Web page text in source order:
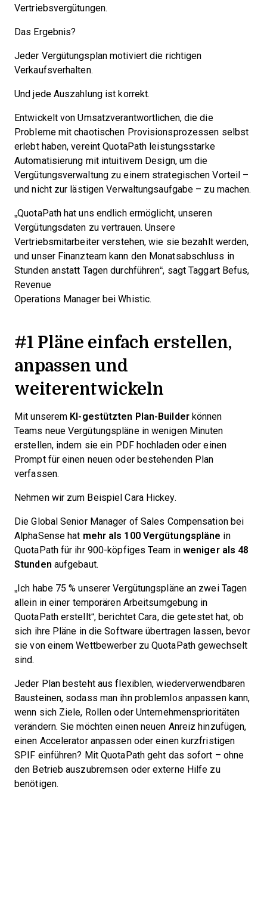
Vertriebsvergütungen.
Das Ergebnis?
Jeder Vergütungsplan motiviert die richtigen
Verkaufsverhalten.
Und jede Auszahlung ist korrekt.
Entwickelt von Umsatzverantwortlichen, die die
Probleme mit chaotischen Provisionsprozessen selbst
erlebt haben, vereint QuotaPath leistungsstarke
Automatisierung mit intuitivem Design, um die
Vergütungsverwaltung zu einem strategischen Vorteil –
und nicht zur lästigen Verwaltungsaufgabe – zu machen.
„QuotaPath hat uns endlich ermöglicht, unseren
Vergütungsdaten zu vertrauen. Unsere
Vertriebsmitarbeiter verstehen, wie sie bezahlt werden,
und unser Finanzteam kann den Monatsabschluss in
Stunden anstatt Tagen durchführen“, sagt Taggart Befus,
Revenue
Operations Manager bei Whistic.
#1 Pläne einfach erstellen,
anpassen und
weiterentwickeln
Mit unserem KI-gestützten Plan-Builderkönnen
Teams neue Vergütungspläne in wenigen Minuten
erstellen, indem sie ein PDF hochladen oder einen
Prompt für einen neuen oder bestehenden Plan
verfassen.
Nehmen wir zum Beispiel Cara Hickey.
Die Global Senior Manager of Sales Compensation bei
AlphaSense hat mehr als 100 Vergütungspläne in
QuotaPath für ihr 900-köpfiges Team in weniger als 48
Stunden aufgebaut.
„Ich habe 75 % unserer Vergütungspläne an zwei Tagen
allein in einer temporären Arbeitsumgebung in
QuotaPath erstellt“, berichtet Cara, die getestet hat, ob
sich ihre Pläne in die Software übertragen lassen, bevor
sie von einem Wettbewerber zu QuotaPath gewechselt
sind.
Jeder Plan besteht aus flexiblen, wiederverwendbaren
Bausteinen, sodass man ihn problemlos anpassen kann,
wenn sich Ziele, Rollen oder Unternehmensprioritäten
verändern. Sie möchten einen neuen Anreiz hinzufügen,
einen Accelerator anpassen oder einen kurzfristigen
SPIF einführen? Mit QuotaPath geht das sofort – ohne
den Betrieb auszubremsen oder externe Hilfe zu
benötigen.